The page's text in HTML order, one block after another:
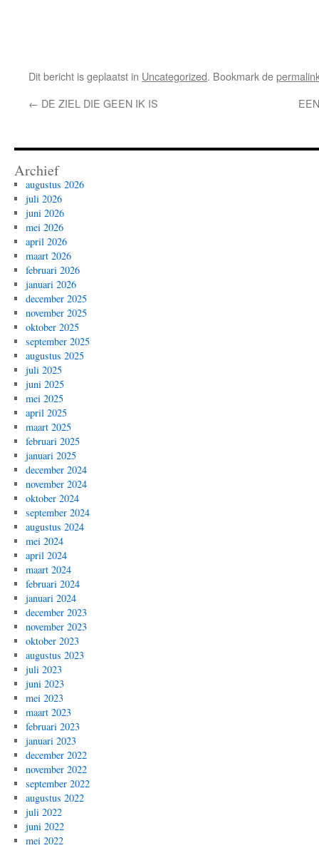
Dit bericht is geplaatst in Uncategorized. Bookmark de
← DE ZIEL DIE GEEN IK IS
Archief
augustus 2026
juli 2026
juni 2026
mei 2026
april 2026
maart 2026
februari 2026
januari 2026
december 2025
november 2025
oktober 2025
september 2025
augustus 2025
juli 2025
juni 2025
mei 2025
april 2025
maart 2025
februari 2025
januari 2025
december 2024
november 2024
oktober 2024
september 2024
augustus 2024
mei 2024
april 2024
maart 2024
februari 2024
januari 2024
december 2023
november 2023
oktober 2023
augustus 2023
juli 2023
juni 2023
mei 2023
maart 2023
februari 2023
januari 2023
december 2022
november 2022
september 2022
augustus 2022
juli 2022
juni 2022
mei 2022